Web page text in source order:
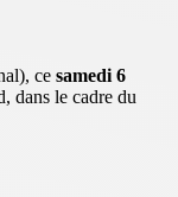
ce samedi 6
dans le cadre du